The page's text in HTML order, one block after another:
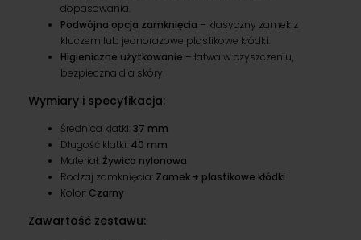
dopasowania.
Podwójna opcja zamknięcia – klasyczny zamek z
kluczem lub jednorazowe plastikowe kłódki.
Higieniczne użytkowanie – łatwa w czyszczeniu,
bezpieczna dla skóry.
Wymiary i specyfikacja:
Średnica klatki:37 mm
Długość klatki: 40 mm
Materiał:Żywica nylonowa
Rodzaj zamknięcia: Zamek + plastikowe kłódki
Kolor: Czarny
Zawartość zestawu: